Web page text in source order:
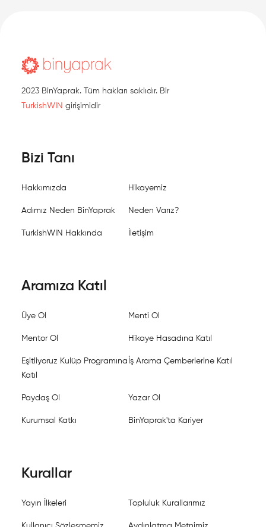
2023 BinYaprak. Tüm hakları saklıdır. Bir
TurkishWIN girişimidir
Bizi Tanı
Hakkımızda Hikayemiz
Adımız Neden BinYaprak Neden Varız?
TurkishWIN Hakkında İletişim
Aramıza Katıl
Üye Ol Menti Ol
Mentor Ol Hikaye Hasadına Katıl
Eşitliyoruz Kulüp Programına
Katıl
İş Arama Çemberlerine Katıl
Paydaş Ol Yazar Ol
Kurumsal Katkı BinYaprak'ta Kariyer
Kurallar
Yayın İlkeleri Topluluk Kurallarımız